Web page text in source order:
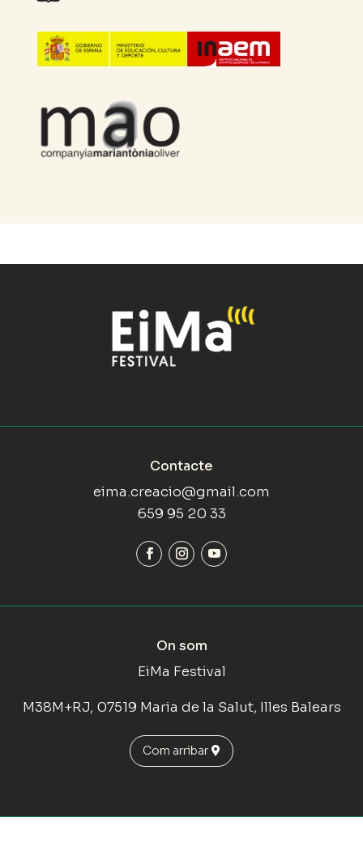
Contacte
eima.creacio@gmail.com
659 95 20 33
On som
EiMa Festival
M38M+RJ, 07519 Maria de la Salut, Illes Balears
Com arribar